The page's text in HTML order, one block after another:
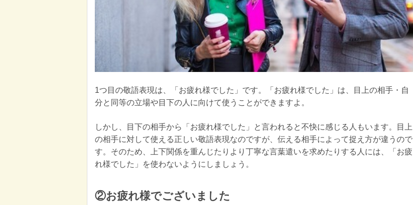
1つ目の敬語表現は、「お疲れ様でした」です。「お疲れ様でした」は、目上の相手・自
分と同等の立場や目下の人に向けて使うことができますよ。
しかし、目下の相手から「お疲れ様でした」と言われると不快に感じる人もいます。目上
の相手に対して使える正しい敬語表現なのですが、伝える相手によって捉え方が違うので
す。そのため、上下関係を重んじたりより丁寧な言葉遣いを求めたりする人には、「お疲
れ様でした」を使わないようにしましょう。
②お疲れ様でございました